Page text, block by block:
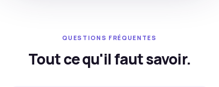
QUESTIONS FRÉQUENTES
Tout ce qu'il faut savoir.